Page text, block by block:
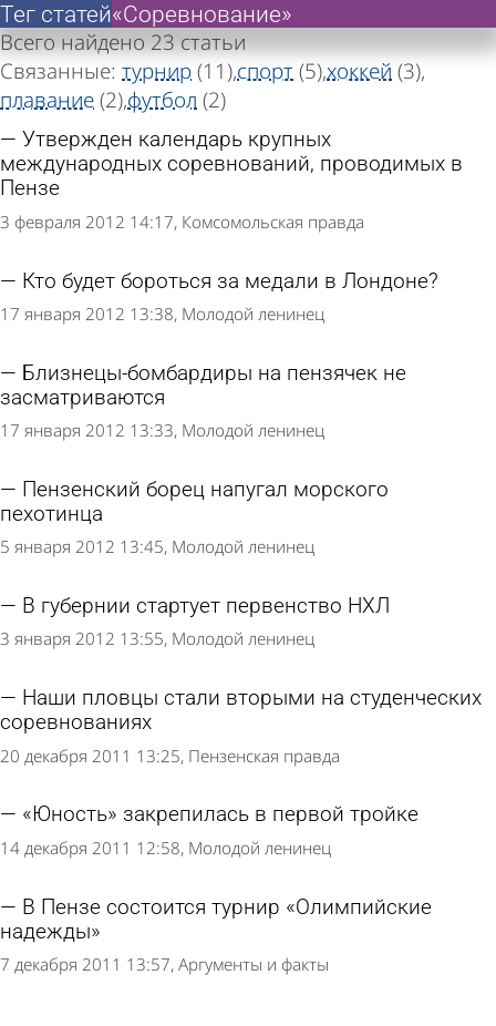
«Соревнование»
Тег статей
Всего найдено 23 статьи
Связанные: турнир(11)спорт(5)хоккей (3)
плавание(2)футбол (2)
Утвержден календарь крупных
международных соревнований, проводимых в
Пензе
3 февраля 2012 14:17 Комсомольская правда
Кто будет бороться за медали в Лондоне?
17 января 2012 13:38 Молодой ленинец
Близнецы-бомбардиры на пензячек не
засматриваются
17 января 2012 13:33 Молодой ленинец
Пензенский борец напугал морского
пехотинца
5 января 2012 13:45 Молодой ленинец
В губернии стартует первенство НХЛ
3 января 2012 13:55 Молодой ленинец
Наши пловцы стали вторыми на студенческих
соревнованиях
20 декабря 2011 13:25 Пензенская правда
«Юность» закрепилась в первой тройке
14 декабря 2011 12:58 Молодой ленинец
В Пензе состоится турнир «Олимпийские
надежды»
7 декабря 2011 13:57 Аргументы и факты
«Соревнование»
Тег статей